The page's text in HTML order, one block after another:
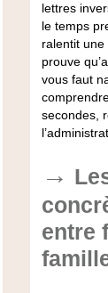
lettres
le temps
ralentit
prouve
vous faut
secondes,
entre